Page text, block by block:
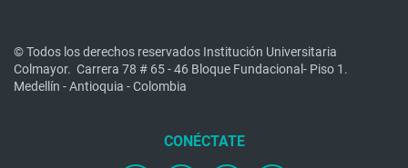
© Todos los derechos reservados Institución Universitaria
Colmayor. Carrera 78 # 65 - 46 Bloque Fundacional- Piso 1.
Medellín - Antioquia - Colombia